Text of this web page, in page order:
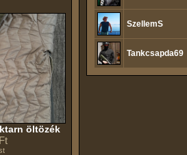
öltözék
SzellemS
Tankcsapda69